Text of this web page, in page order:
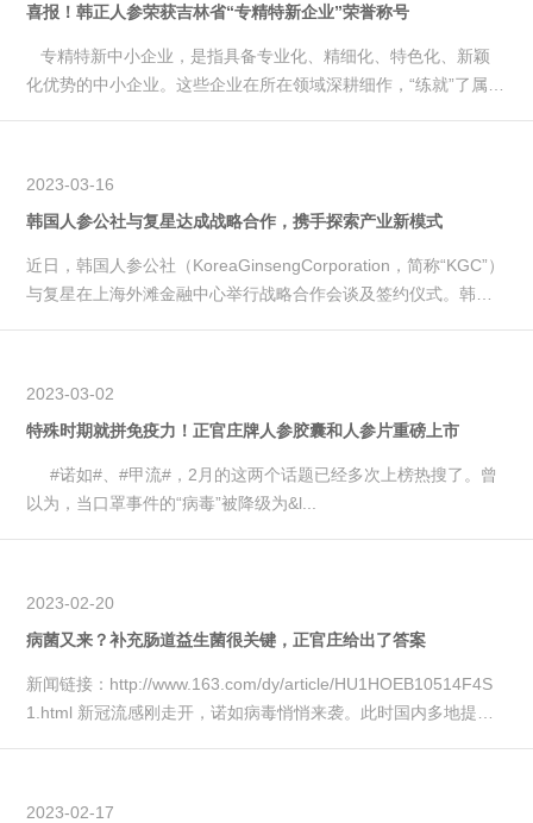
喜报！韩正人参荣获吉林省“专精特新企业”荣誉称号
专精特新中小企业，是指具备专业化、精细化、特色化、新颖
化优势的中小企业。这些企业在所在领域深耕细作，“练就”了属于
2023-03-16
韩国人参公社与复星达成战略合作，携手探索产业新模式
近日，韩国人参公社（KoreaGinsengCorporation，简称“KGC”）
与复星在上海外滩金融中心举行战略合作会谈及签约仪式。韩国
2023-03-02
特殊时期就拼免疫力！正官庄牌人参胶囊和人参片重磅上市
#诺如#、#甲流#，2月的这两个话题已经多次上榜热搜了。曾
以为，当口罩事件的“病毒”被降级为&l...
2023-02-20
病菌又来？补充肠道益生菌很关键，正官庄给出了答案
新闻链接：http://www.163.com/dy/article/HU1HOEB10514F4S
1.html 新冠流感刚走开，诺如病毒悄悄来袭。此时国内多地提醒
2023-02-17